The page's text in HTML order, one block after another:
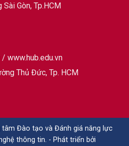
Gòn, Tp.HCM
/ www.hub.edu.vn
Thủ Đức, Tp. HCM
Đào tạo và Đánh giá năng lực
thông tin. - Phát triển bởi